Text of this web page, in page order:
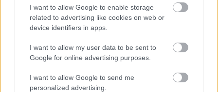
I want to allow Google to enable storage
related to advertising like cookies on web or
device identifiers in apps.
I want to allow my user data to be sent to
Google for online advertising purposes.
I want to allow Google to send me
personalized advertising.